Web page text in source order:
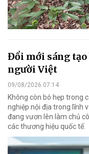
Đổi mới sáng
người Việt
09/08/2026 07:14
Không còn bó hẹp trong
nghiệp nội địa trong lĩnh
đang vươn lên làm chủ
các thương hiệu quốc tế.